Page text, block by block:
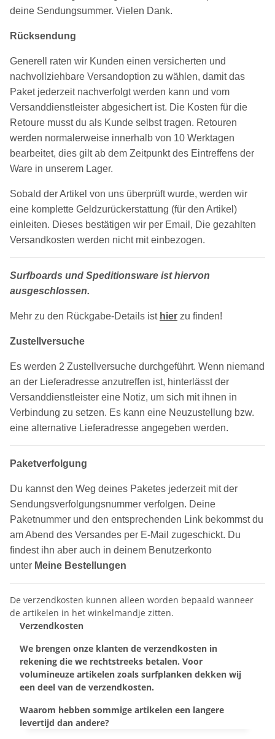
deine Sendungsummer. Vielen Dank.
Rücksendung
Generell raten wir Kunden einen versicherten und
nachvollziehbare Versandoption zu wählen, damit das
Paket jederzeit nachverfolgt werden kann und vom
Versanddienstleister abgesichert ist. Die Kosten für die
Retoure musst du als Kunde selbst tragen. Retouren
werden normalerweise innerhalb von 10 Werktagen
bearbeitet, dies gilt ab dem Zeitpunkt des Eintreffens der
Ware in unserem Lager.
Sobald der Artikel von uns überprüft wurde, werden wir
eine komplette Geldzurückerstattung (für den Artikel)
einleiten. Dieses bestätigen wir per Email, Die gezahlten
Versandkosten werden nicht mit einbezogen.
Surfboards und Speditionsware ist hiervon
ausgeschlossen.
Mehr zu den Rückgabe-Details ist hier zu finden!
Zustellversuche
Es werden 2 Zustellversuche durchgeführt. Wenn niemand
an der Lieferadresse anzutreffen ist, hinterlässt der
Versanddienstleister eine Notiz, um sich mit ihnen in
Verbindung zu setzen. Es kann eine Neuzustellung bzw.
eine alternative Lieferadresse angegeben werden.
Paketverfolgung
Du kannst den Weg deines Paketes jederzeit mit der
Sendungsverfolgungsnummer verfolgen. Deine
Paketnummer und den entsprechenden Link bekommst du
am Abend des Versandes per E-Mail zugeschickt. Du
findest ihn aber auch in deinem Benutzerkonto
unter Meine Bestellungen
De verzendkosten kunnen alleen worden bepaald wanneer
de artikelen in het winkelmandje zitten.
Verzendkosten
We brengen onze klanten de verzendkosten in
rekening die we rechtstreeks betalen. Voor
volumineuze artikelen zoals surfplanken dekken wij
een deel van de verzendkosten.
Waarom hebben sommige artikelen een langere
levertijd dan andere?